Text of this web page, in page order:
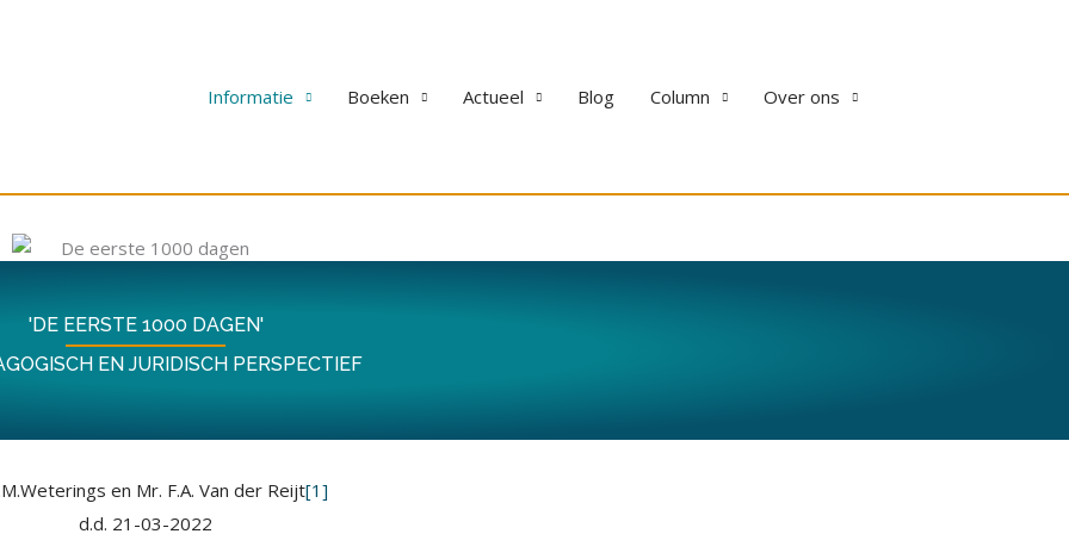
Informatie Boeken Actueel Blog Column Over ons
'DE EERSTE 1000 DAGEN'
EN JURIDISCH PERSPECTIEF
en Mr. F.A. Van der Reijt[1]
d.d. 21-03-2022